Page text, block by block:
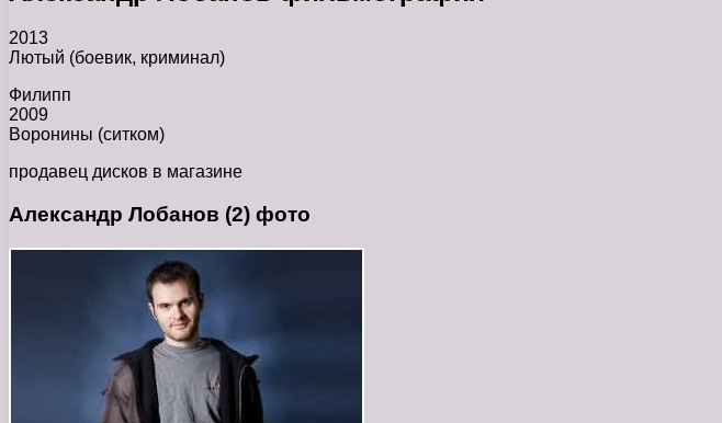
2013
Лютый (боевик, криминал)
Филипп
2009
Воронины (ситком)
продавец дисков в магазине
Александр Лобанов (2) фото